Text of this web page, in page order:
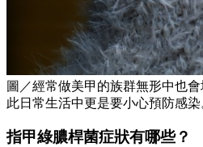
圖／經常做美甲的族群無形中也
此日常生活中更是要小心預防感
指甲綠膿桿菌症狀有哪些？